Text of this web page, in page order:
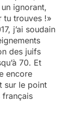
ignorant,
tu trouves !»
j’ai soudain
des juifs
70. Et
encore
sur le point
français